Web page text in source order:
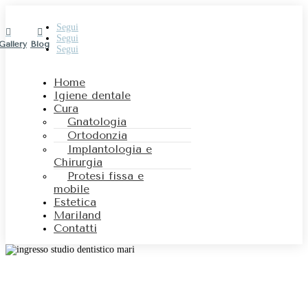
 
Blog
Segui
Segui
Segui
Home
Igiene dentale
Cura
Gnatologia
Ortodonzia
Implantologia e
Chirurgia
Protesi fissa e
mobile
Estetica
Mariland
Contatti